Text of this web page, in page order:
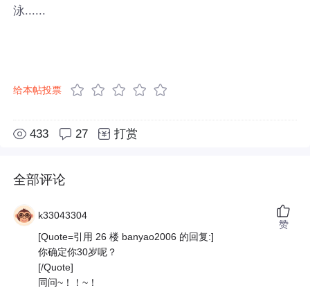
泳......
给本帖投票
433 27 打赏
全部评论
k33043304
[Quote=引用 26 楼 banyao2006 的回复:]
你确定你30岁呢？
[/Quote]
同问~！！~！
赞